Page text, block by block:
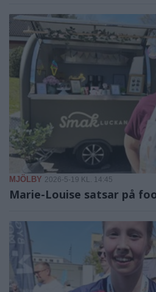
MJÖLBY 2026-5-19 KL. 14:45
Marie-Louise satsar på